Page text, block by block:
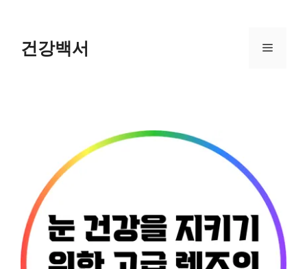
content건강백서 Menu